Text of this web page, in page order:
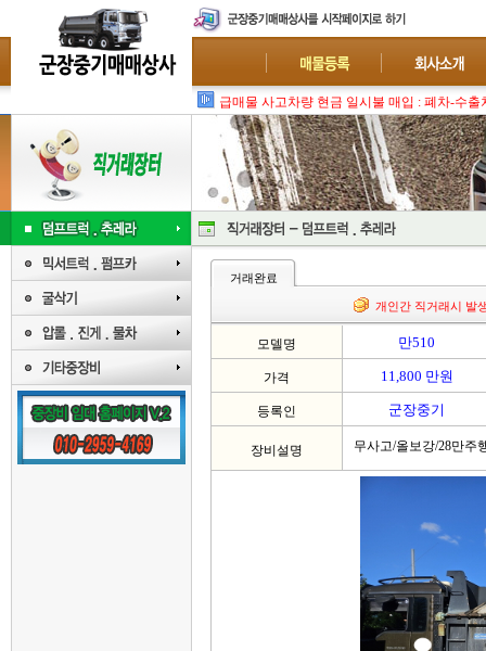
급매물 사고차량 현금 일시불 매입 : 폐차-수
거래완료
개인간 직거래시 발
모델명 만510
가격 11,800 만원
등록인 군장중기
장비설명 무사고/올보강/28만주